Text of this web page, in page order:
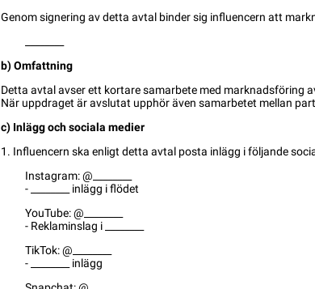
Genom signering av detta avtal binder sig influencern att
b) Omfattning
Detta avtal avser ett kortare samarbete med marknadsföring
När uppdraget är avslutat upphör även samarbetet mellan
c) Inlägg och sociala medier
1. Influencern ska enligt detta avtal posta inlägg i följande
Instagram: @
-
inlägg i flödet
YouTube: @
- Reklaminslag i
TikTok: @
-
inlägg